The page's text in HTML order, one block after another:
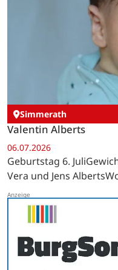
Simmerath
Valentin Alberts
06.07.2026
Geburtstag 6.
Vera und Jens